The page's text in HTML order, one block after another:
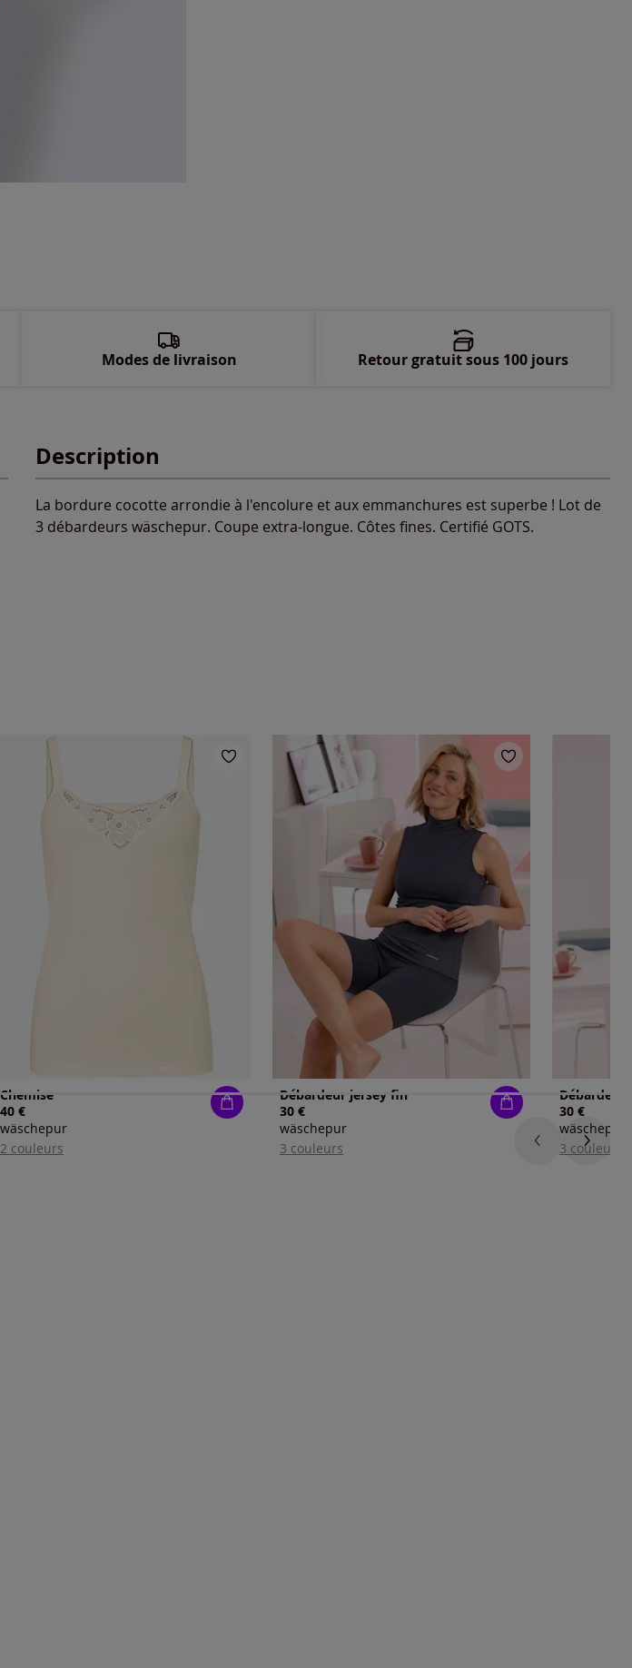
Description
La bordure cocotte arrondie à l'encolure et aux emmanchures est superbe ! Lot de
3 débardeurs wäschepur. Coupe extra-longue. Côtes fines. Certifié GOTS.
Modes de livraison Retour gratuit sous 100 jours
Chemise
40 €
wäschepur
2 couleurs
Débardeur jersey fin
30 €
wäschepur
3 couleurs
Débardeur
30 €
wäschepur
3 couleurs